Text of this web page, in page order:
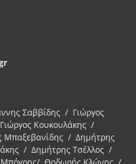
Σαββίδης / Γιώργος
Κουκουλάκης /
Μπαξεβανίδης / Δημήτρης
/ Δημήτρης Τσέλλος /